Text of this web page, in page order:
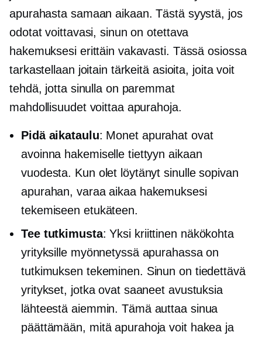
apurahasta samaan aikaan. Tästä syystä, jos
odotat voittavasi, sinun on otettava
hakemuksesi erittäin vakavasti. Tässä osiossa
tarkastellaan joitain tärkeitä asioita, joita voit
tehdä, jotta sinulla on paremmat
mahdollisuudet voittaa apurahoja.
Pidä aikataulu: Monet apurahat ovat
avoinna hakemiselle tiettyyn aikaan
vuodesta. Kun olet löytänyt sinulle sopivan
apurahan, varaa aikaa hakemuksesi
tekemiseen etukäteen.
Tee tutkimusta: Yksi kriittinen näkökohta
yrityksille myönnetyssä apurahassa on
tutkimuksen tekeminen. Sinun on tiedettävä
yritykset, jotka ovat saaneet avustuksia
lähteestä aiemmin. Tämä auttaa sinua
päättämään, mitä apurahoja voit hakea ja